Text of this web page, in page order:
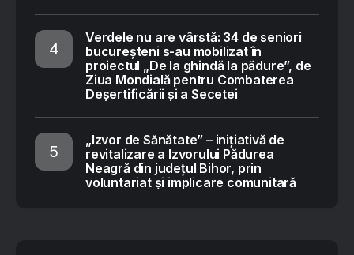
Verdele nu are vârstă: 34 de seniori
bucureșteni s-au mobilizat în
proiectul „De la ghindă la pădure”, de
Ziua Mondială pentru Combaterea
Deșertificării și a Secetei
„Izvor de Sănătate” – inițiativă de
revitalizare a Izvorului Pădurea
Neagră din județul Bihor, prin
voluntariat și implicare comunitară